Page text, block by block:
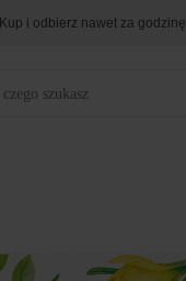
Kup i odbierz nawet za godzinę